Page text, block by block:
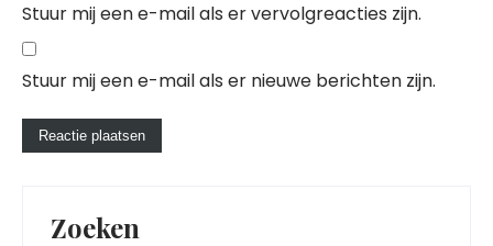
Stuur mij een e-mail als er vervolgreacties zijn.
Stuur mij een e-mail als er nieuwe berichten zijn.
Zoeken